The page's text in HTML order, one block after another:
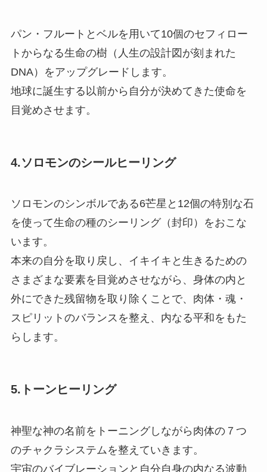
パン・フルートとベルを用いて10個のセフィロー
トからなる生命の樹（人生の設計図が刻まれた
DNA）をアップグレードします。
地球に誕生する以前から自分が決めてきた使命を
目覚めさせます。
4.ソロモンのシールヒーリング
ソロモンのシンボルである6芒星と12個の特別な石
を使って生命の種のシーリング（封印）をおこな
います。
本来の自分を取り戻し、イキイキと生きるための
さまざまな要素を目覚めさせながら、身体の内と
外にできた残留物を取り除くことで、肉体・魂・
スピリットのバランスを整え、内なる平和をもた
らします。
5.トーンヒーリング
神聖な神の名前をトーニングしながら肉体の７つ
のチャクラシステムを整えていきます。
宇宙のバイブレーションと自分自身の内なる波動